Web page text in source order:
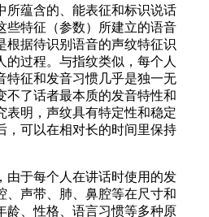
蕴含的、能表征和标识说话
些特征（参数）所建立的语音
根据待识别语音的声纹特征识
的过程。与指纹类似，每个人
特征和发音习惯几乎是独一无
不了话者最本质的发音特性和
表明，声纹具有特定性和稳定
，可以在相对长的时间里保持
于每个人在讲话时使用的发
、声带、肺、鼻腔等在尺寸和
龄、性格、语言习惯等多种原